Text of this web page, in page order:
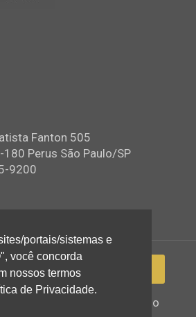
Fanton 505
180 Perus São Paulo/SP
9200
de Deus Ministério
portais/sistemas e
você concorda
nossos termos
de Privacidade.